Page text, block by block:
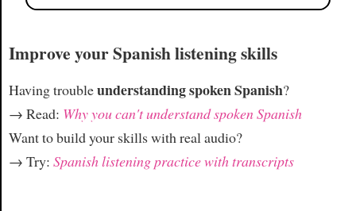
Improve your Spanish listening skills
Having troubleunderstanding spoken Spanish?
→ Read: Why you can't understand spoken Spanish
Want to build your skills with real audio?
→ Try: Spanish listening practice with transcripts